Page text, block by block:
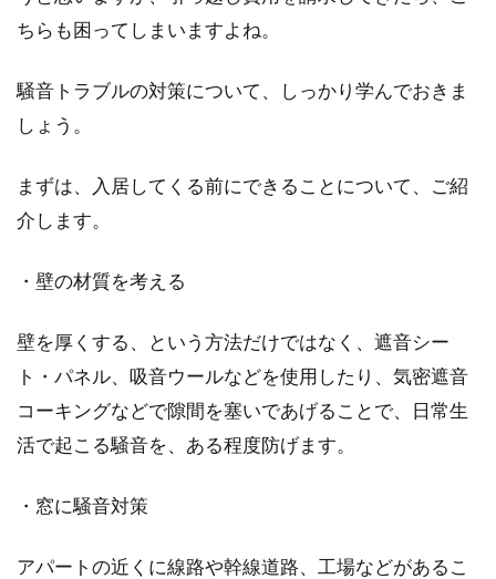
ト経営は比較...
意と確認のポイント
もない。』...
アパートの水漏れ事故の賠償責任と
万が一の対策とは
ちらも困ってしまいますよね。
騒音トラブルの対策について、しっかり学んでおきま
しょう。
まずは、入居してくる前にできることについて、ご紹
介します。
・壁の材質を考える
壁を厚くする、という方法だけではなく、遮音シー
ト・パネル、吸音ウールなどを使用したり、気密遮音
コーキングなどで隙間を塞いであげることで、日常生
活で起こる騒音を、ある程度防げます。
・窓に騒音対策
アパートの近くに線路や幹線道路、工場などがあるこ